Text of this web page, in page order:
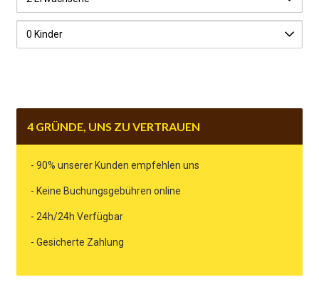
4 GRÜNDE, UNS ZU VERTRAUEN
- 90% unserer Kunden empfehlen uns
- Keine Buchungsgebühren online
- 24h/24h Verfügbar
- Gesicherte Zahlung